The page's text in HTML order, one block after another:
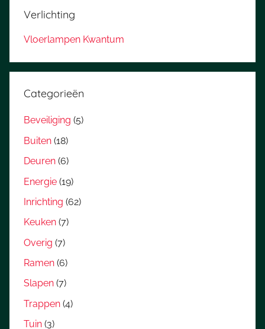
Verlichting
Vloerlampen Kwantum
Categorieën
Beveiliging (5)
Buiten (18)
Deuren (6)
Energie (19)
Inrichting (62)
Keuken (7)
Overig (7)
Ramen (6)
Slapen (7)
Trappen (4)
Tuin (3)